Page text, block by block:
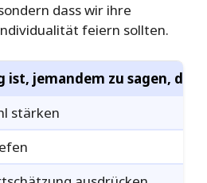
dass wir ihre
feiern sollten.
ist, jemandem zu sagen,
stärken